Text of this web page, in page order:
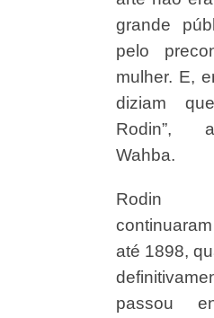
grande
pelo
mulher. E,
diziam
Rodin”,
Wahba.
Rodin
até 1898,
passou